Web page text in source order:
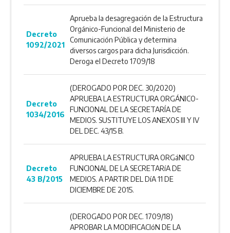
Decreto
1092/2021
Aprueba la desagregación de la Estructura
Orgánico-Funcional del Ministerio de
Comunicación Pública y determina
diversos cargos para dicha Jurisdicción.
Deroga el Decreto 1709/18
Decreto
1034/2016
(DEROGADO POR DEC. 30/2020)
APRUEBA LA ESTRUCTURA ORGÁNICO-
FUNCIONAL DE LA SECRETARÍA DE
MEDIOS. SUSTITUYE LOS ANEXOS III Y IV
DEL DEC. 43/15 B.
Decreto
43 B/2015
APRUEBA LA ESTRUCTURA ORGáNICO
FUNCIONAL DE LA SECRETARíA DE
MEDIOS. A PARTIR DEL DíA 11 DE
DICIEMBRE DE 2015.
(DEROGADO POR DEC. 1709/18)
APROBAR LA MODIFICACIóN DE LA